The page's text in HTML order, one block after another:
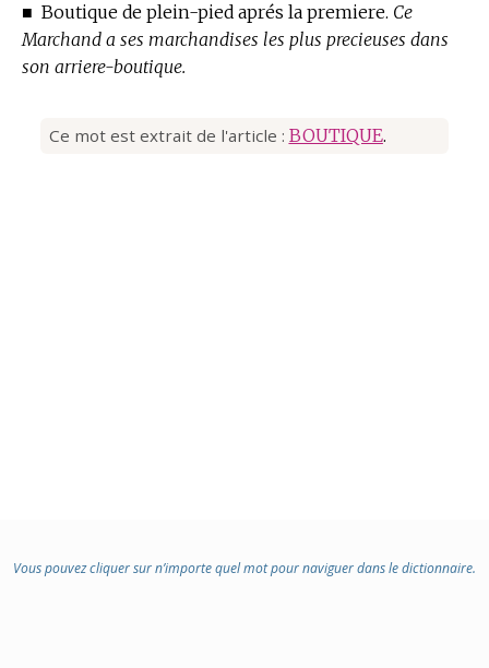
■ Boutique de plein-pied aprés la premiere. Ce
Marchand a ses marchandises les plus precieuses dans
son arriere-boutique.
Ce mot est extrait de l'article : BOUTIQUE.
Vous pouvez cliquer sur n’importe quel mot pour naviguer dans le dictionnaire.